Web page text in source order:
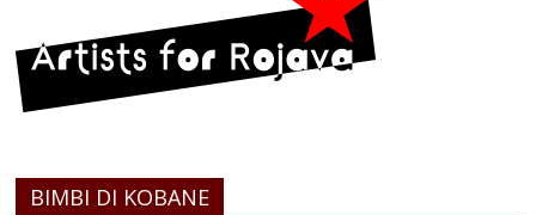
BIMBI DI KOBANE